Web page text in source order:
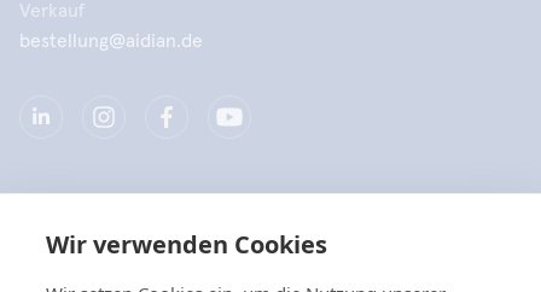
Wir verwenden Cookies
Verkauf
bestellung@aidian.de